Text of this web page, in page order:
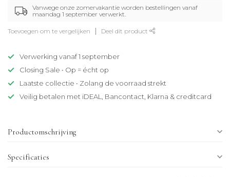
Vanwege onze zomervakantie worden bestellingen vanaf
maandag 1 september verwerkt.
Toevoegen om te vergelijken Deel dit product
Verwerking vanaf 1 september
Closing Sale • Op = écht op
Laatste collectie • Zolang de voorraad strekt
Veilig betalen met iDEAL, Bancontact, Klarna & creditcard
Productomschrijving
Specificaties